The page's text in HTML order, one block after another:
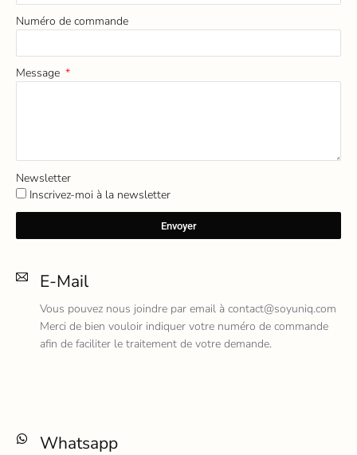
Numéro de commande
Message
Newsletter
Inscrivez-moi à la newsletter
Envoyer
E-Mail
Vous pouvez nous joindre par email à contact@soyuniq.com
Merci de bien vouloir indiquer votre numéro de commande
afin de faciliter le traitement de votre demande.
Whatsapp